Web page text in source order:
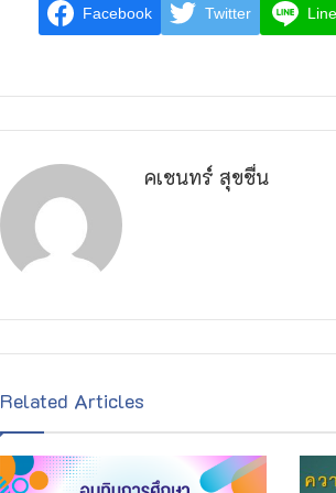
Facebook Twitter Line
คเชนทร์ สุขชื่น
Related Articles